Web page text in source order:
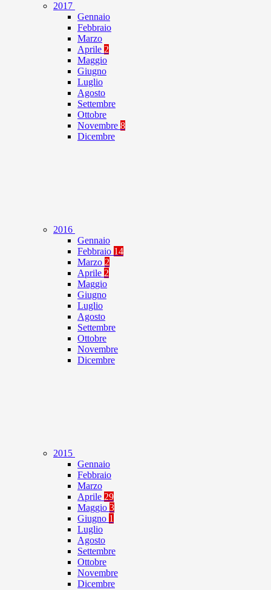
2017
Gennaio
Febbraio
Marzo
Aprile 2
Maggio
Giugno
Luglio
Agosto
Settembre
Ottobre
Novembre 8
Dicembre
2016
Gennaio
Febbraio 14
Marzo 2
Aprile 2
Maggio
Giugno
Luglio
Agosto
Settembre
Ottobre
Novembre
Dicembre
2015
Gennaio
Febbraio
Marzo
Aprile 29
Maggio 3
Giugno 1
Luglio
Agosto
Settembre
Ottobre
Novembre
Dicembre